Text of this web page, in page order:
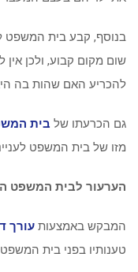
בנוסף, קבע בית המשפט
שום מקום קבוע, ולכן
להכריע האם שהות בה
גם הכרעתו של בית
מזו של בית המשפט
הערעור לבית המשפט
המבקש באמצעות עורך
טענותיו בפני בית